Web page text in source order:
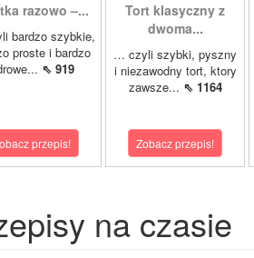
razowo –...
bardzo szybkie,
proste i bardzo
⇖ 919
przepis!
Tort klasyczny z
dwoma...
… czyli szybki, pyszny
i niezawodny tort, ktory
zawsze... ⇖ 1164
Zobacz przepis!
na czasie